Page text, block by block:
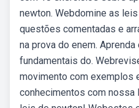
newton. Webdomine as
questões comentadas e
na prova do enem.
fundamentais do.
movimento com exemplos
conhecimentos com